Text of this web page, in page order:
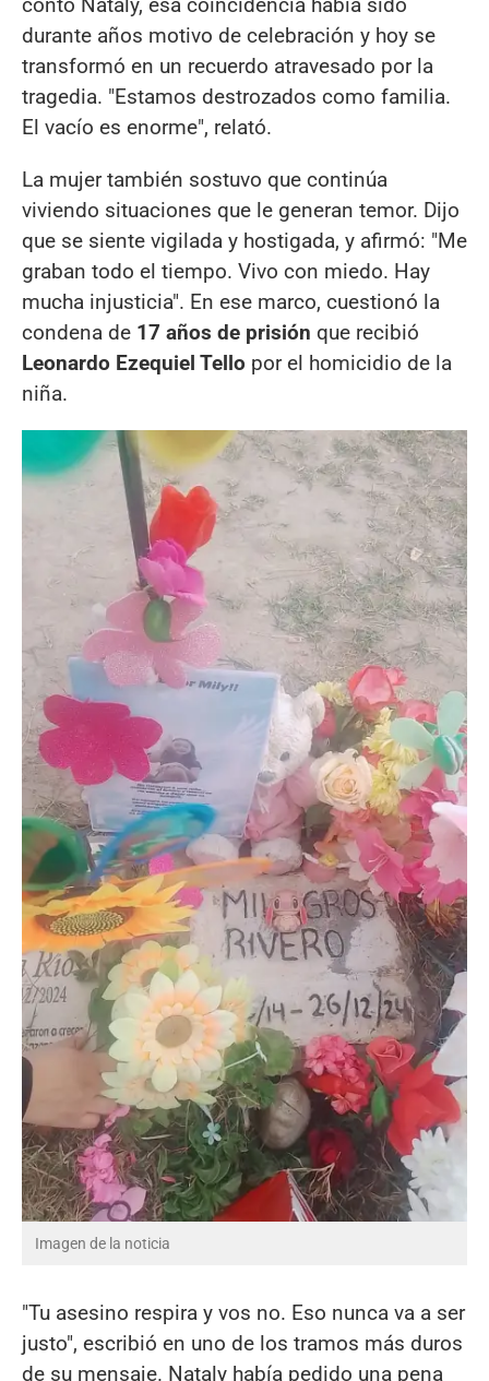
contó Nataly, esa coincidencia había sido
durante años motivo de celebración y hoy se
transformó en un recuerdo atravesado por la
tragedia. "Estamos destrozados como familia.
El vacío es enorme", relató.
La mujer también sostuvo que continúa
viviendo situaciones que le generan temor. Dijo
que se siente vigilada y hostigada, y afirmó: "Me
graban todo el tiempo. Vivo con miedo. Hay
mucha injusticia". En ese marco, cuestionó la
condena de 17 años de prisión que recibió
Leonardo Ezequiel Tello por el homicidio de la
niña.
Imagen de la noticia
"Tu asesino respira y vos no. Eso nunca va a ser
justo", escribió en uno de los tramos más duros
de su mensaje. Nataly había pedido una pena